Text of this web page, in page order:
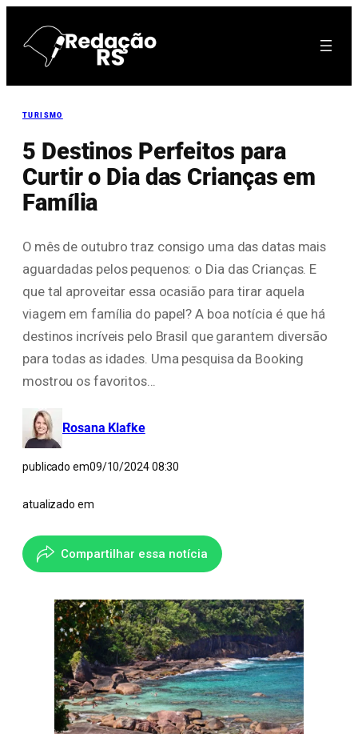
para
TURISMO
5 Destinos Perfeitos para
Curtir o Dia das Crianças em
Família
O mês de outubro traz consigo uma das datas mais
aguardadas pelos pequenos: o Dia das Crianças. E
que tal aproveitar essa ocasião para tirar aquela
viagem em família do papel? A boa notícia é que há
destinos incríveis pelo Brasil que garantem diversão
para todas as idades. Uma pesquisa da Booking
mostrou os favoritos…
Rosana Klafke
publicado em09/10/2024 08:30
atualizado em
Compartilhar essa notícia